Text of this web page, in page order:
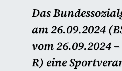
Das
am 26.09.2024
vom 26.09.2024
R) eine